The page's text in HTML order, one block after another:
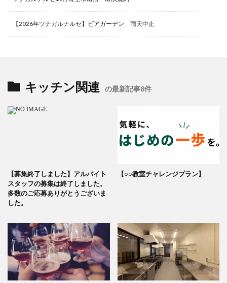
【2026年ツナガルナルセ】ビアガーデン 雨天中止
キッチン関連 の最新記事8件
【募集終了しました】アルバイト
スタッフの募集は終了しました。
多数のご応募ありがとうございま
した。
【○○教室チャレンジプラン】